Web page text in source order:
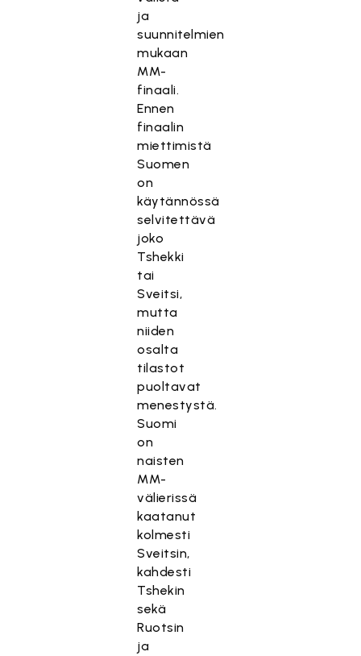
ja
suunnitelmien
mukaan
MM-
finaali.
Ennen
finaalin
miettimistä
Suomen
on
käytännössä
selvitettävä
joko
Tshekki
tai
Sveitsi,
mutta
niiden
osalta
tilastot
puoltavat
menestystä.
Suomi
on
naisten
MM-
välierissä
kaatanut
kolmesti
Sveitsin,
kahdesti
Tshekin
sekä
Ruotsin
ja